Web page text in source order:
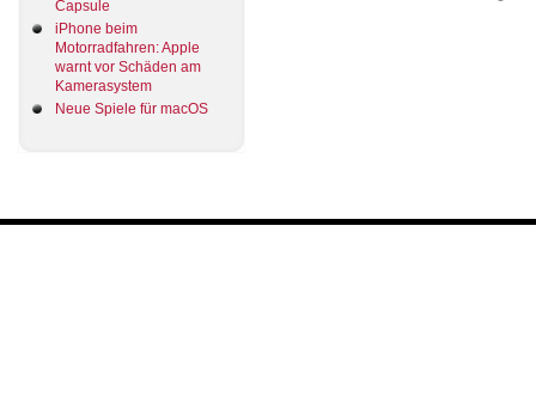
Capsule
iPhone beim
Motorradfahren: Apple
warnt vor Schäden am
Kamerasystem
Neue Spiele für macOS